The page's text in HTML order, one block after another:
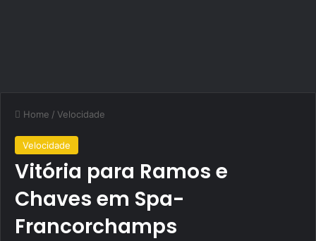
Home / Velocidade
Velocidade
Vitória para Ramos e
Chaves em Spa-
Francorchamps